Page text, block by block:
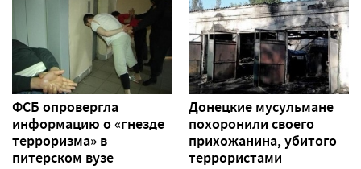
ФСБ опровергла
информацию о «гнезде
терроризма» в
питерском вузе
Донецкие мусульмане
похоронили своего
прихожанина, убитого
террористами